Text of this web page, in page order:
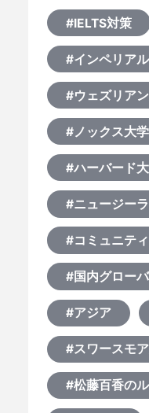
#IELTS対策
#インペリア
#ウェズリア
#ノックス大学
#ハーバード
#ニュージー
#コミュニテ
#国内グロー
#アジア
#スワースモ
#松藤百香の